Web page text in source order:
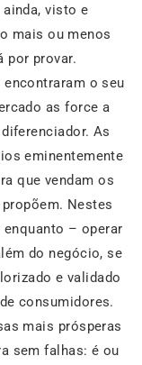
ainda, visto e
mais ou menos
por provar.
encontraram o seu
as force a
As
eminentemente
que vendam os
Nestes
– operar
do negócio, se
e validado
consumidores.
mais prósperas
sem falhas: é ou